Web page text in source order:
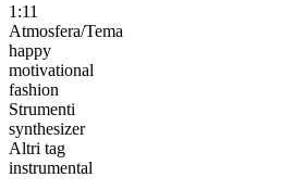
1:11
Atmosfera/Tema
happy
motivational
fashion
Strumenti
synthesizer
Altri tag
instrumental